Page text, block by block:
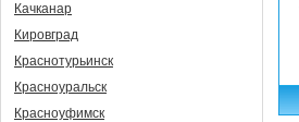
Качканар
Кировград
Краснотурьинск
Красноуральск
Красноуфимск